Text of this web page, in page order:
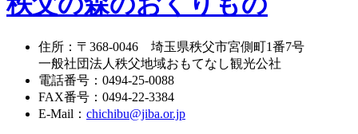
住所 ： 〒368-0046 埼玉県秩父市宮側町1番7号
一般社団法人秩父地域おもてなし観光公社
電話番号 ： 0494-25-0088
FAX番号 ： 0494-22-3384
E-Mail ： chichibu@jiba.or.jp